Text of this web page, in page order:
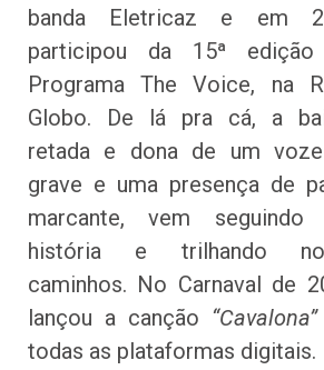
banda Eletricaz e em
participou da 15ª
Programa The Voice, na
Globo. De lá pra cá, a
retada e dona de um
grave e uma presença de
marcante, vem seguindo
história e trilhando
caminhos. No Carnaval de
lançou a canção “Cavalona”
todas as plataformas digitais.